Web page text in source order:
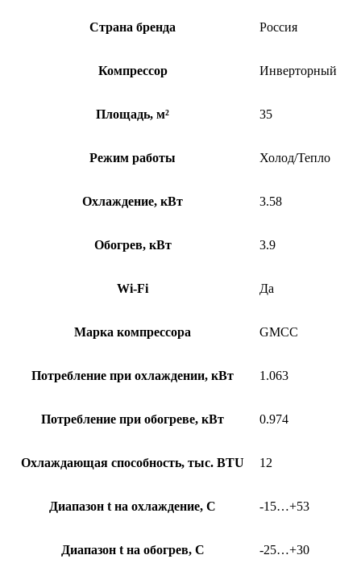
Страна бренда Россия
Компрессор Инверторный
Площадь, м² 35
Режим работы Холод/Тепло
Охлаждение, кВт 3.58
Обогрев, кВт 3.9
Wi-Fi Да
Марка компрессора GMCC
Потребление при охлаждении, кВт 1.063
Потребление при обогреве, кВт 0.974
Охлаждающая способность, тыс. BTU 12
Диапазон t на охлаждение, С -15…+53
Диапазон t на обогрев, С -25…+30